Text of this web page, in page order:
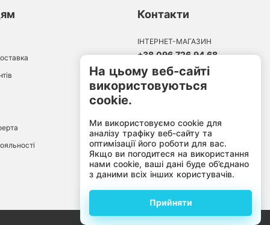
Контакти
ІНТЕРНЕТ-МАГАЗИН
+38 096 726 94 68
Пн-Пт: 10:00-18:00
by kravatka.agency
На цьому веб-сайті
використовуються
cookie.
Ми використовуємо cookie для
аналізу трафіку веб-сайту та
оптимізації його роботи для вас.
Якщо ви погодитеся на використання
нами cookie, ваші дані буде об’єднано
з даними всіх інших користувачів.
Прийняти